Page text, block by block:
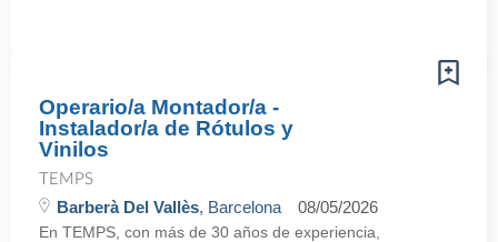
Operario/a Montador/a -
Instalador/a de Rótulos y
Vinilos
TEMPS
Barberà Del Vallès, Barcelona 08/05/2026
En TEMPS, con más de 30 años de experiencia,